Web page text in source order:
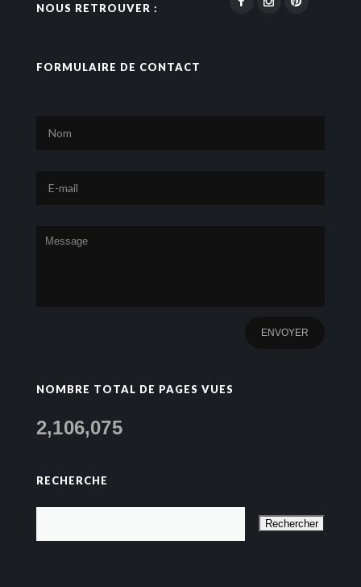
NOUS RETROUVER :
FORMULAIRE DE CONTACT
NOMBRE TOTAL DE PAGES VUES
2,106,075
RECHERCHE